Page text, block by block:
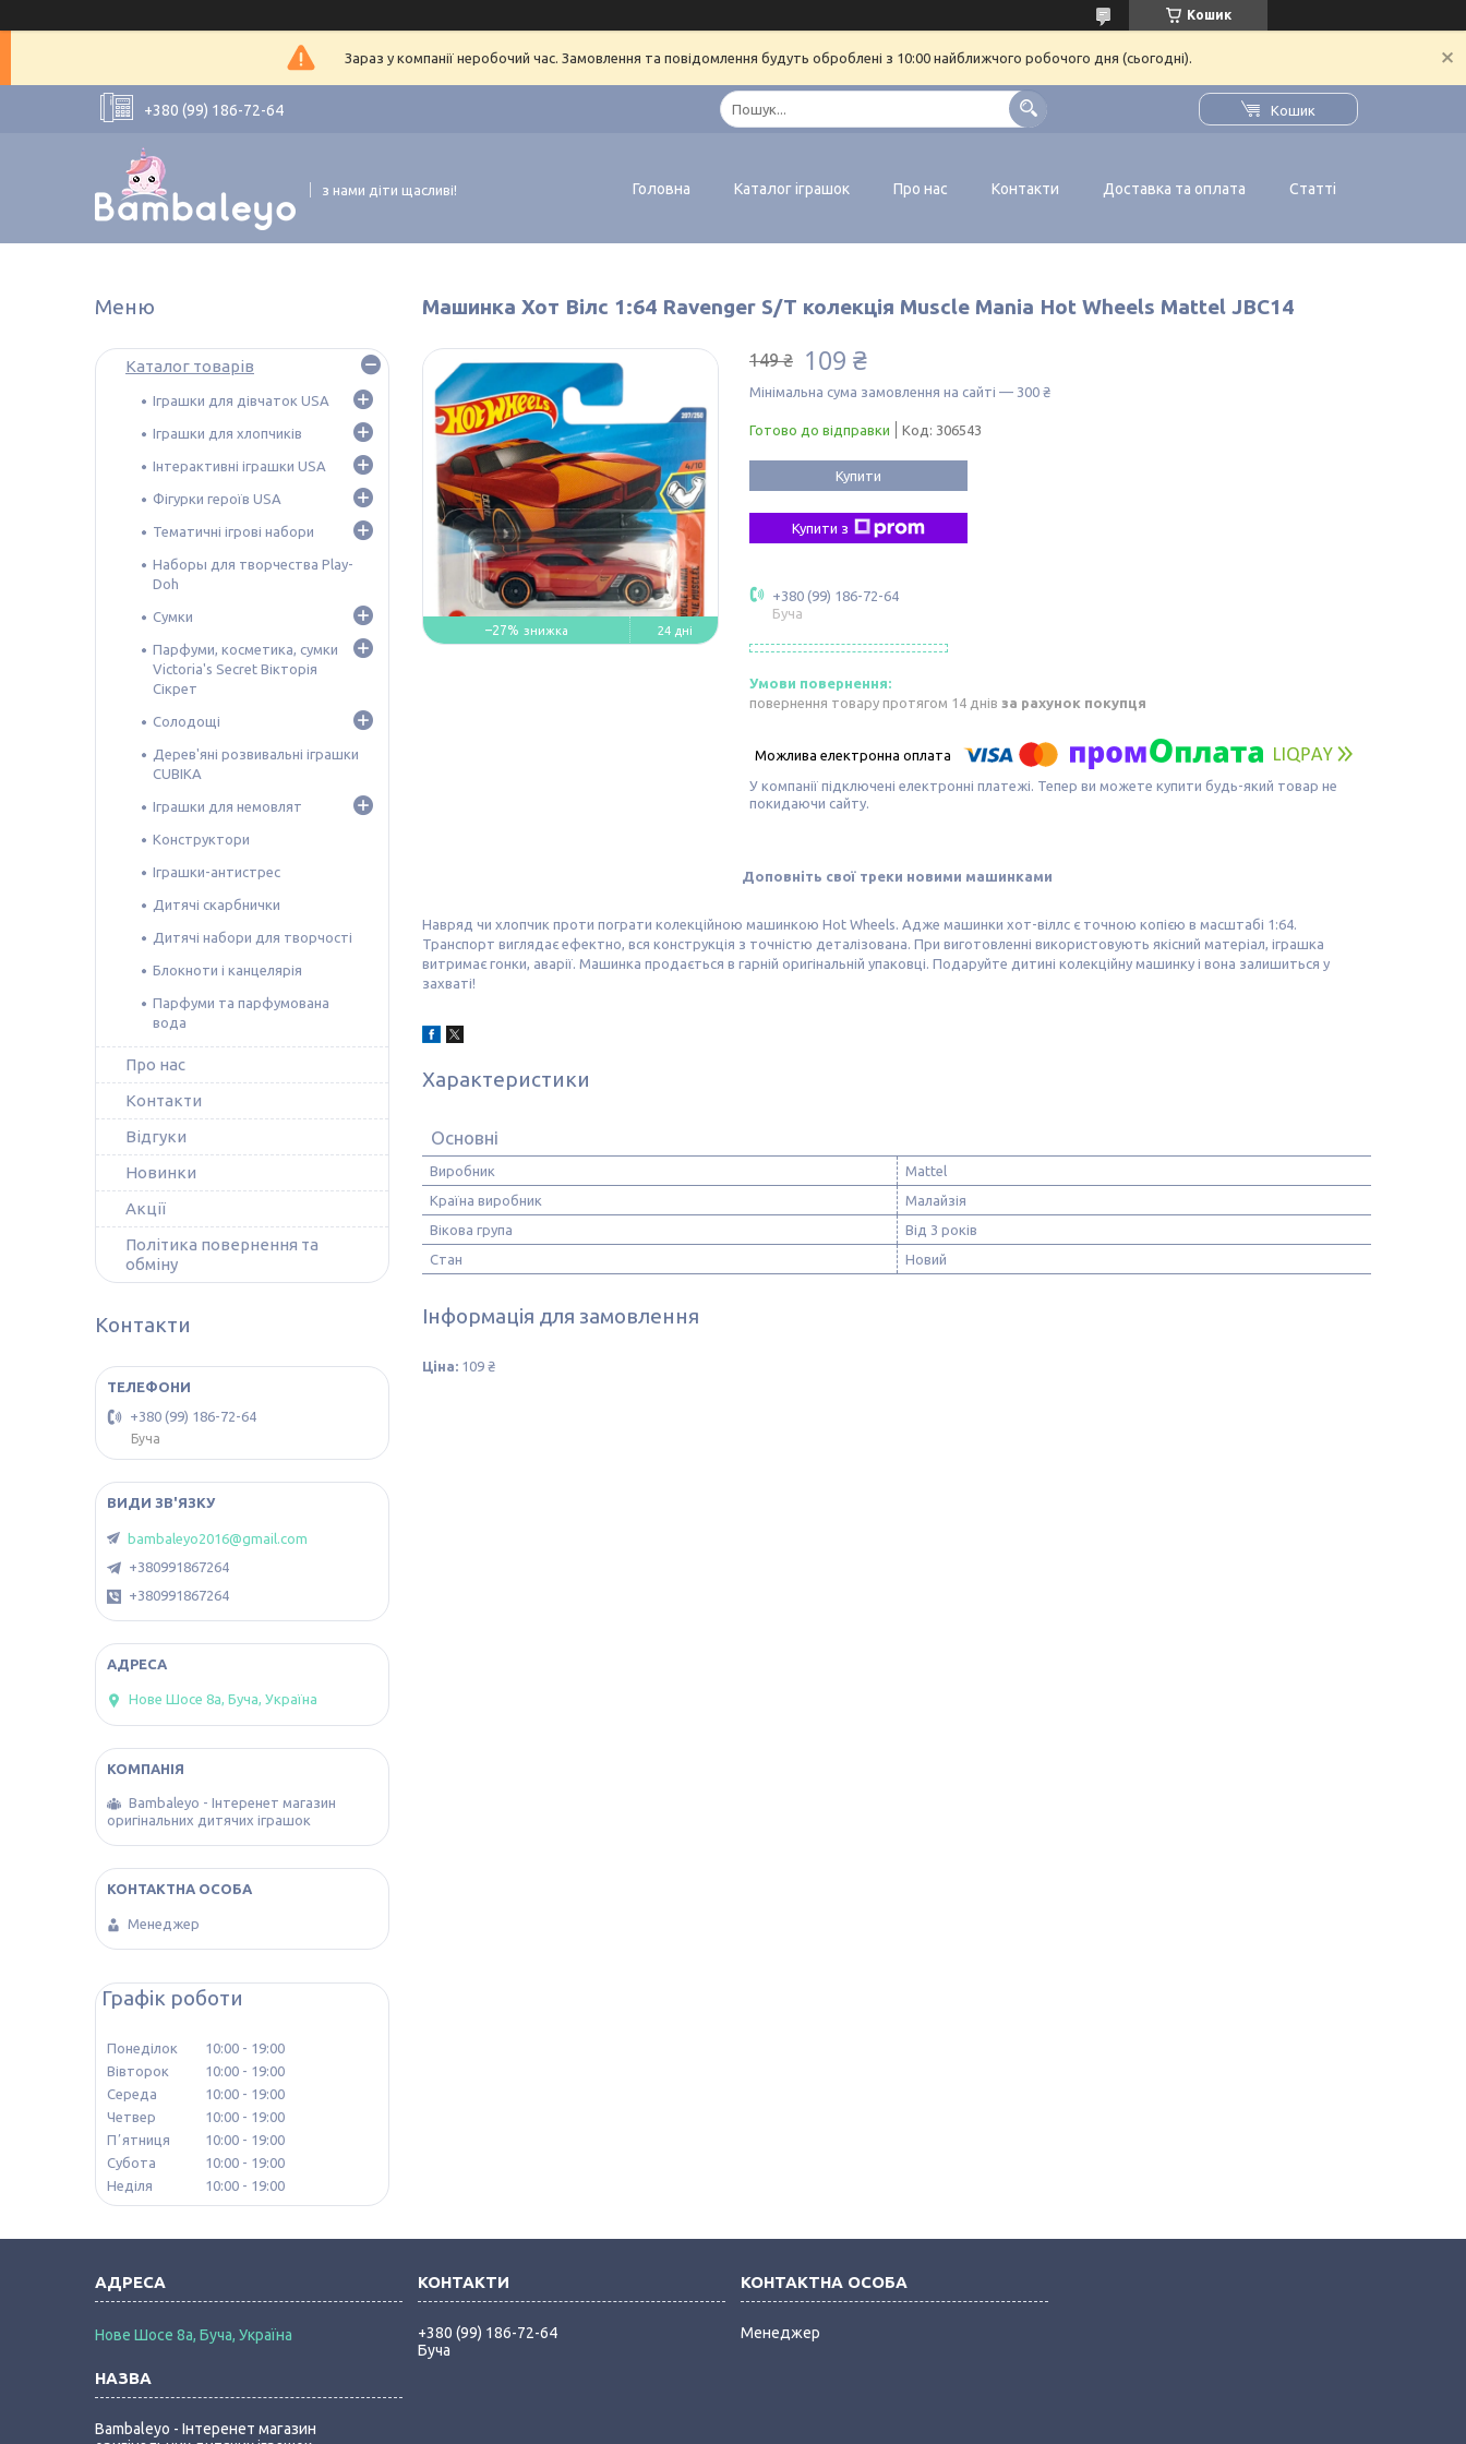
Кошик
Зараз у компанії неробочий час. Замовлення та повідомлення будуть оброблені з 10:00 найближчого робочого дня (сьогодні).
+380 (99) 186-72-64 Кошик
з нами діти щасливі! Головна Каталог іграшок Про нас Контакти Доставка та оплата Статті
Машинка Хот Вілс 1:64 Ravenger S/T колекція Muscle Mania Hot Wheels Mattel JBC14
–27% 24 дні
149 ₴ 109 ₴
Мінімальна сума замовлення на сайті — 300 ₴
Готово до відправки Код: 306543
Купити
Купити з
+380 (99) 186-72-64
Буча
повернення товару протягом 14 днів за рахунок покупця
У компанії підключені електронні платежі. Тепер ви можете купити будь-який товар не
покидаючи сайту.
Доповніть свої треки новими машинками
Навряд чи хлопчик проти пограти колекційною машинкою Hot Wheels. Адже машинки хот-віллс є точною копією в масштабі 1:64.
Транспорт виглядає ефектно, вся конструкція з точністю деталізована. При виготовленні використовують якісний матеріал, іграшка
витримає гонки, аварії. Машинка продається в гарній оригінальній упаковці. Подаруйте дитині колекційну машинку і вона залишиться у
захваті!
Характеристики
Основні
Виробник
Mattel
Країна виробник
Малайзія
Вікова група
Від 3 років
Стан
Новий
Інформація для замовлення
Ціна: 109 ₴
Каталог товарів
Іграшки для дівчаток USA
Іграшки для хлопчиків
Інтерактивні іграшки USA
Фігурки героїв USA
Тематичні ігрові набори
Наборы для творчества Play-
Doh
Сумки
Парфуми, косметика, сумки
Victoria's Secret Вікторія
Сікрет
Солодощі
Дерев'яні розвивальні іграшки
CUBIKA
Іграшки для немовлят
Конструктори
Іграшки-антистрес
Дитячі скарбнички
Дитячі набори для творчості
Блокноти і канцелярія
Парфуми та парфумована
вода
Про нас
Контакти
Відгуки
Новинки
Акції
Політика повернення та
обміну
Контакти
+380 (99) 186-72-64
Буча
bambaleyo2016@gmail.com
+380991867264
+380991867264
Нове Шосе 8а, Буча, Україна
Bambaleyo - Інтеренет магазин
оригінальних дитячих іграшок
Менеджер
Графік роботи
Понеділок 10:00
19:00
Вівторок
10:00
19:00
Середа
10:00
19:00
Четвер
10:00
19:00
Пʼятниця
10:00
19:00
Субота
10:00
19:00
Неділя
10:00 19:00
Нове Шосе 8а, Буча, Україна
Bambaleyo - Інтеренет магазин
+380 (99) 186-72-64
Буча
Менеджер